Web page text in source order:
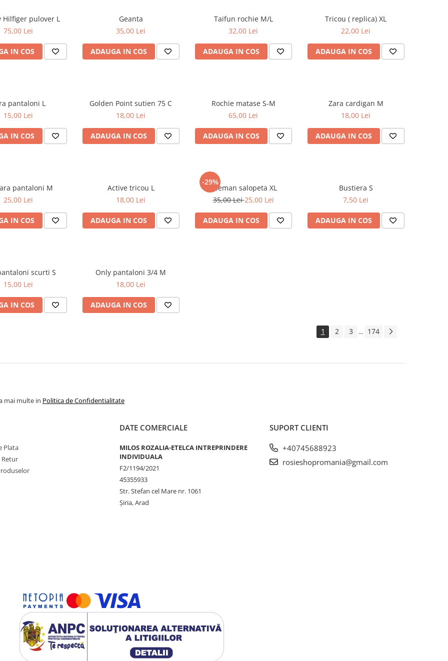
Tommy Hilfiger pulover L
75,00 Lei
IN COS
Geanta
35,00 Lei
ADAUGA IN COS
Taifun rochie M/L
32,00 Lei
ADAUGA IN COS
Tricou ( replica) XL
22,00 Lei
ADAUGA IN COS
Zara pantaloni L
15,00 Lei
IN COS
Golden Point sutien 75 C
18,00 Lei
ADAUGA IN COS
Rochie matase S-M
65,00 Lei
ADAUGA IN COS
Zara cardigan M
18,00 Lei
ADAUGA IN COS
SA.Hara pantaloni M
25,00 Lei
IN COS
Active tricou L
18,00 Lei
ADAUGA IN COS
-29%
Zeeman salopeta XL
35,00 Lei25,00 Lei
ADAUGA IN COS
Bustiera S
7,50 Lei
ADAUGA IN COS
Toni pantaloni scurti S
15,00 Lei
IN COS
Only pantaloni 3/4 M
18,00 Lei
ADAUGA IN COS
1 2 3 ... 174
mai multe in Politica de Confidentialitate
Plata
Retur
DATE COMERCIALE
MILOS ROZALIA-ETELCA INTREPRINDERE
INDIVIDUALA
F2/1194/2021
45355933
Str. Stefan cel Mare nr. 1061
Șiria, Arad
SUPORT CLIENTI
+40745688923
rosieshopromania@gmail.com